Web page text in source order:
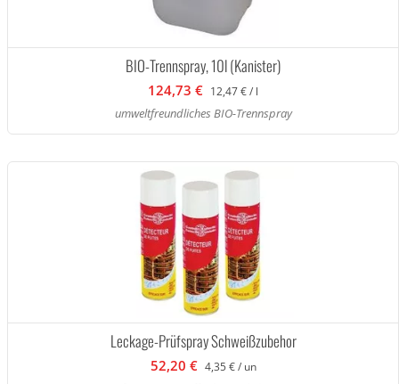
BIO-Trennspray, 10l (Kanister)
124,73 € 12,47 € / l
umweltfreundliches BIO-Trennspray
Leckage-Prüfspray Schweißzubehor
52,20 € 4,35 € / un